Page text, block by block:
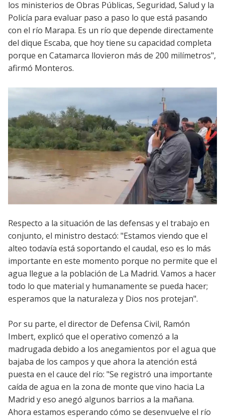
los ministerios de Obras Públicas, Seguridad, Salud y la
Policía para evaluar paso a paso lo que está pasando
con el río Marapa. Es un río que depende directamente
del dique Escaba, que hoy tiene su capacidad completa
porque en Catamarca llovieron más de 200 milímetros",
afirmó Monteros.
Respecto a la situación de las defensas y el trabajo en
conjunto, el ministro destacó: "Estamos viendo que el
alteo todavía está soportando el caudal, eso es lo más
importante en este momento porque no permite que el
agua llegue a la población de La Madrid. Vamos a hacer
todo lo que material y humanamente se pueda hacer;
esperamos que la naturaleza y Dios nos protejan".
Por su parte, el director de Defensa Civil, Ramón
Imbert, explicó que el operativo comenzó a la
madrugada debido a los anegamientos por el agua que
bajaba de los campos y que ahora la atención está
puesta en el cauce del río: "Se registró una importante
caída de agua en la zona de monte que vino hacia La
Madrid y eso anegó algunos barrios a la mañana.
Ahora estamos esperando cómo se desenvuelve el río